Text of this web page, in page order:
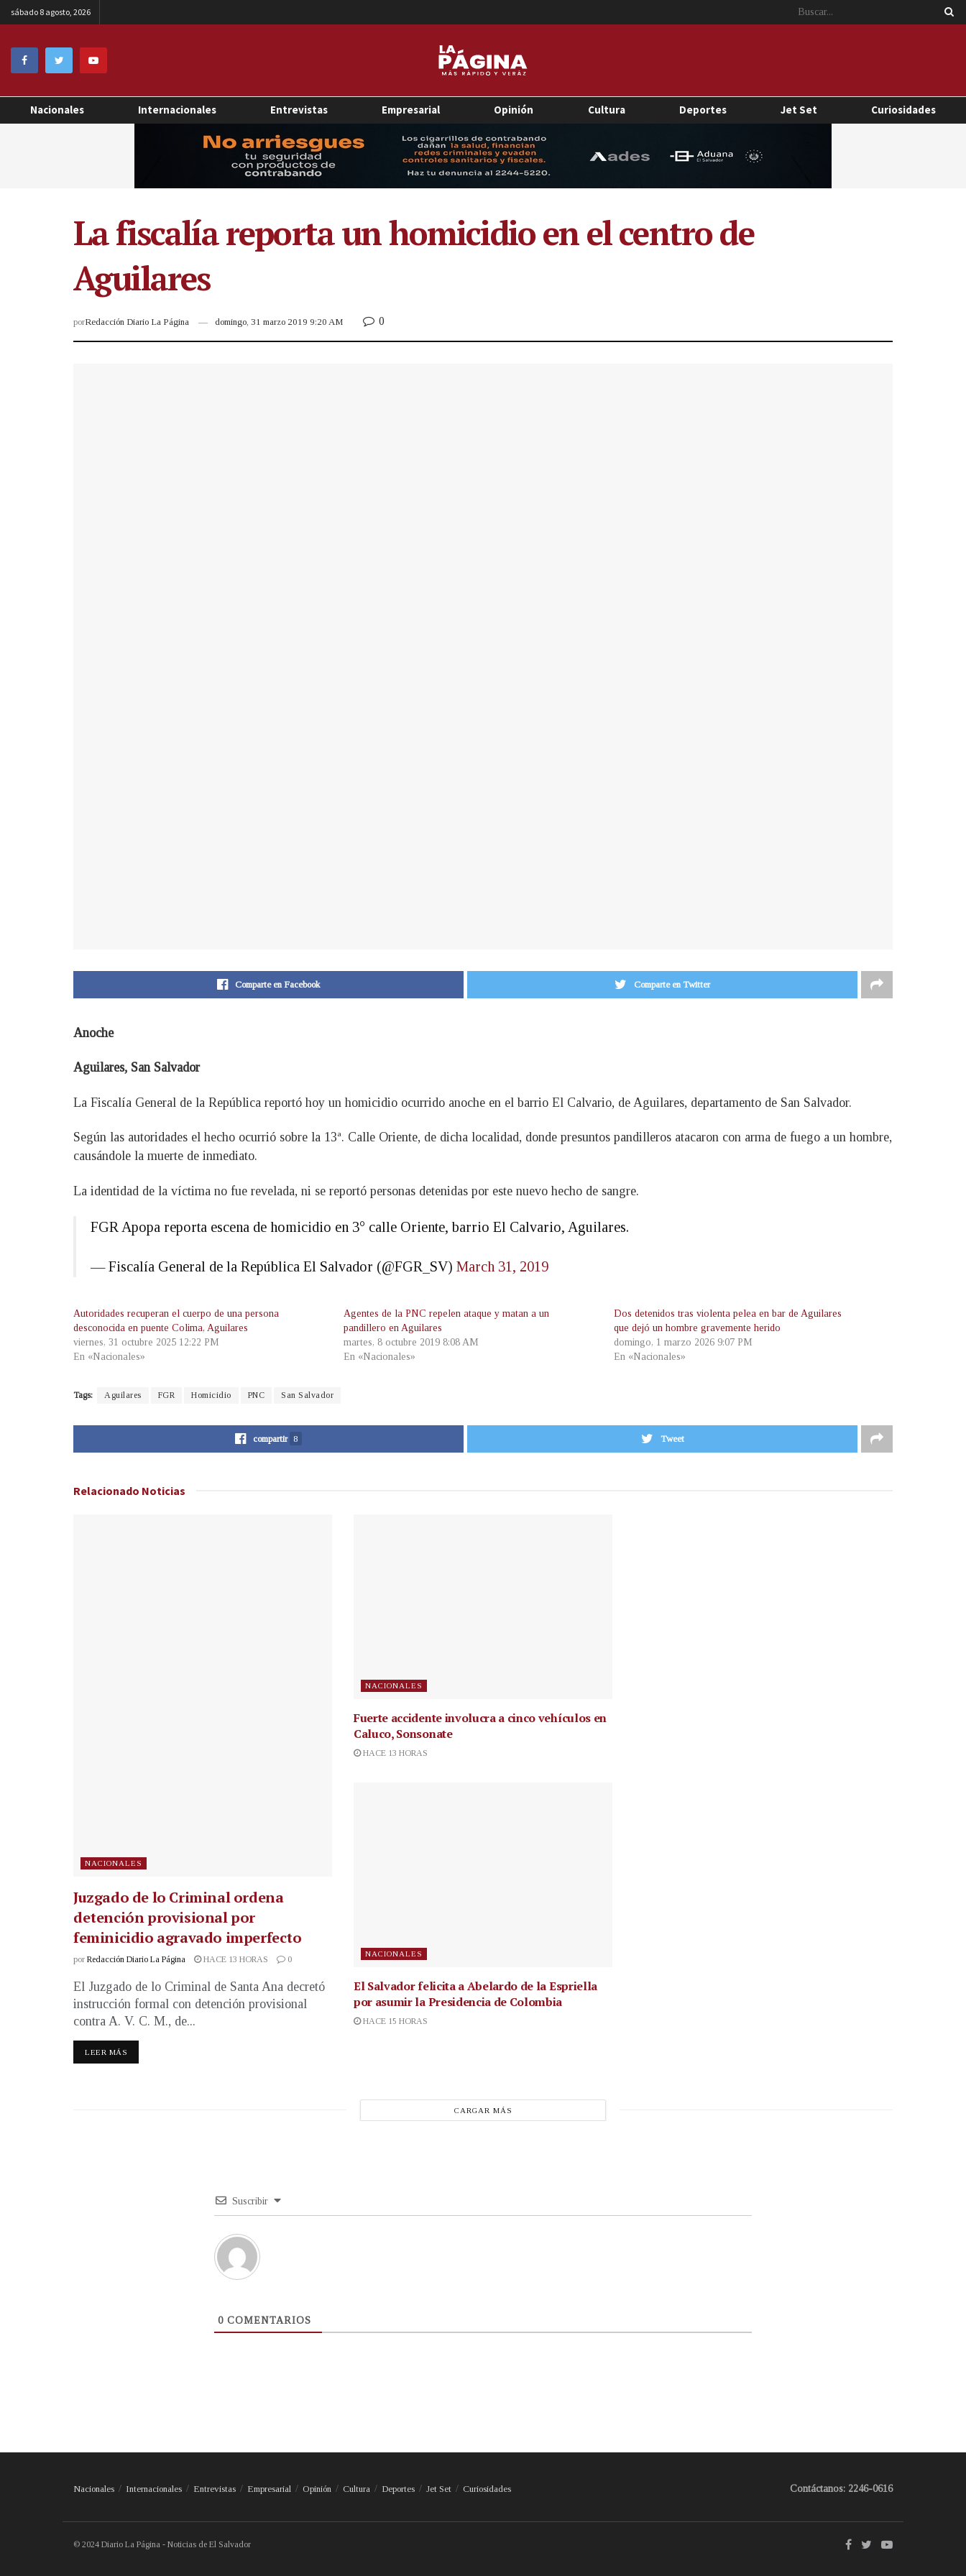
sábado 8 agosto, 2026
Nacionales Internacionales Entrevistas Empresarial Opinión Cultura Deportes Jet Set Curiosidades
La fiscalía reporta un homicidio en el centro de
Aguilares
porRedacción Diario La Página domingo, 31 marzo 2019 9:20 AM 0
Comparte en Facebook Comparte en Twitter
Anoche
Aguilares, San Salvador
La Fiscalía General de la República reportó hoy un homicidio ocurrido anoche en el barrio El Calvario, de Aguilares, departamento de San Salvador.
Según las autoridades el hecho ocurrió sobre la 13ª. Calle Oriente, de dicha localidad, donde presuntos pandilleros atacaron con arma de fuego a un hombre,
causándole la muerte de inmediato.
La identidad de la víctima no fue revelada, ni se reportó personas detenidas por este nuevo hecho de sangre.
FGR Apopa reporta escena de homicidio en 3° calle Oriente, barrio El Calvario, Aguilares.
— Fiscalía General de la República El Salvador (@FGR_SV) March 31, 2019
Autoridades recuperan el cuerpo de una persona
desconocida en puente Colima, Aguilares
viernes, 31 octubre 2025 12:22 PM
En «Nacionales»
Agentes de la PNC repelen ataque y matan a un
pandillero en Aguilares
martes, 8 octubre 2019 8:08 AM
En «Nacionales»
Dos detenidos tras violenta pelea en bar de Aguilares
que dejó un hombre gravemente herido
domingo, 1 marzo 2026 9:07 PM
En «Nacionales»
Tags: Aguilares FGR Homicidio PNC San Salvador
compartir 8 Tweet
Relacionado Noticias
NACIONALES
Juzgado de lo Criminal ordena
detención provisional por
feminicidio agravado imperfecto
por Redacción Diario La Página HACE 13 HORAS 0
El Juzgado de lo Criminal de Santa Ana decretó
instrucción formal con detención provisional
contra A. V. C. M., de...
LEER MÁS
NACIONALES
Fuerte accidente involucra a cinco vehículos en
Caluco, Sonsonate
HACE 13 HORAS
NACIONALES
El Salvador felicita a Abelardo de la Espriella
por asumir la Presidencia de Colombia
HACE 15 HORAS
CARGAR MÁS
Suscribir
0 COMENTARIOS
Nacionales Internacionales Entrevistas Empresarial Opinión Cultura Deportes Jet Set Curiosidades Contáctanos: 2246-0616
© 2024 Diario La Página - Noticias de El Salvador